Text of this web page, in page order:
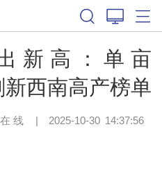
新高：单亩
西南高产榜单
线 | 2025-10-30 14:37:56